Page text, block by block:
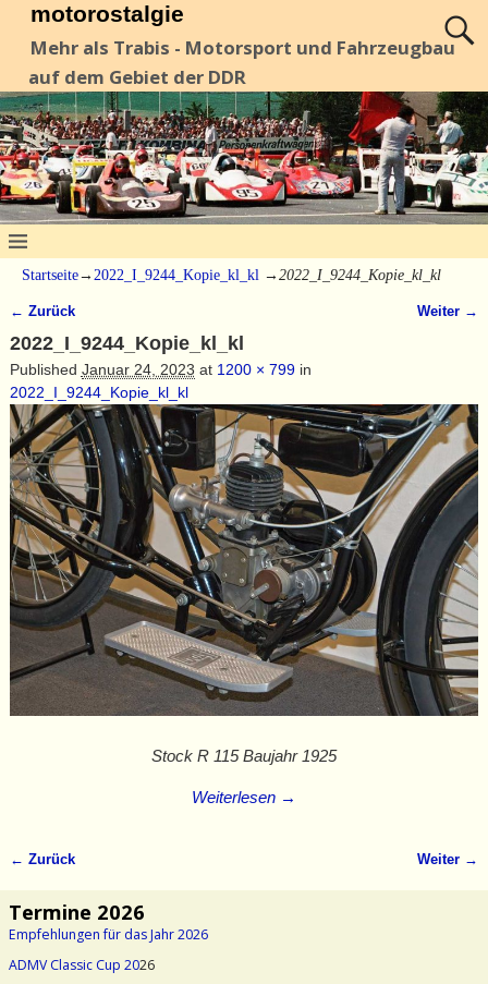
motorostalgie
Mehr als Trabis - Motorsport und Fahrzeugbau
auf dem Gebiet der DDR
Startseite→ 2022_I_9244_Kopie_kl_kl → 2022_I_9244_Kopie_kl_kl
Bilder-Navigation
← Zurück Weiter →
2022_I_9244_Kopie_kl_kl
Published Januar 24, 2023 at 1200 × 799in
2022_I_9244_Kopie_kl_kl
Stock R 115 Baujahr 1925
Weiterlesen →
← Zurück Weiter →
Termine 2026
Empfehlungen für das Jahr 2026
ADMV Classic Cup 2026